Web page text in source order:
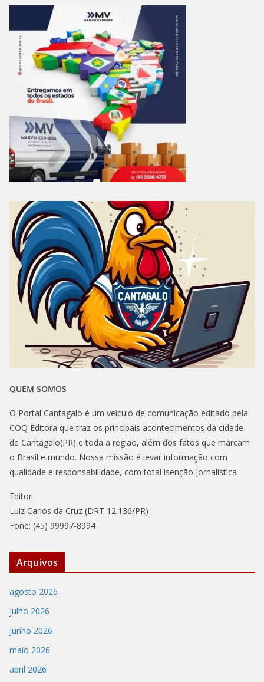
QUEM SOMOS
O Portal Cantagalo é um veículo de comunicação editado pela
COQ Editora que traz os principais acontecimentos da cidade
de Cantagalo(PR) e toda a região, além dos fatos que marcam
o Brasil e mundo. Nossa missão é levar informação com
qualidade e responsabilidade, com total isenção jornalística
Editor
Luiz Carlos da Cruz (DRT 12.136/PR)
Fone: (45) 99997-8994
Arquivos
agosto 2026
julho 2026
junho 2026
maio 2026
abril 2026